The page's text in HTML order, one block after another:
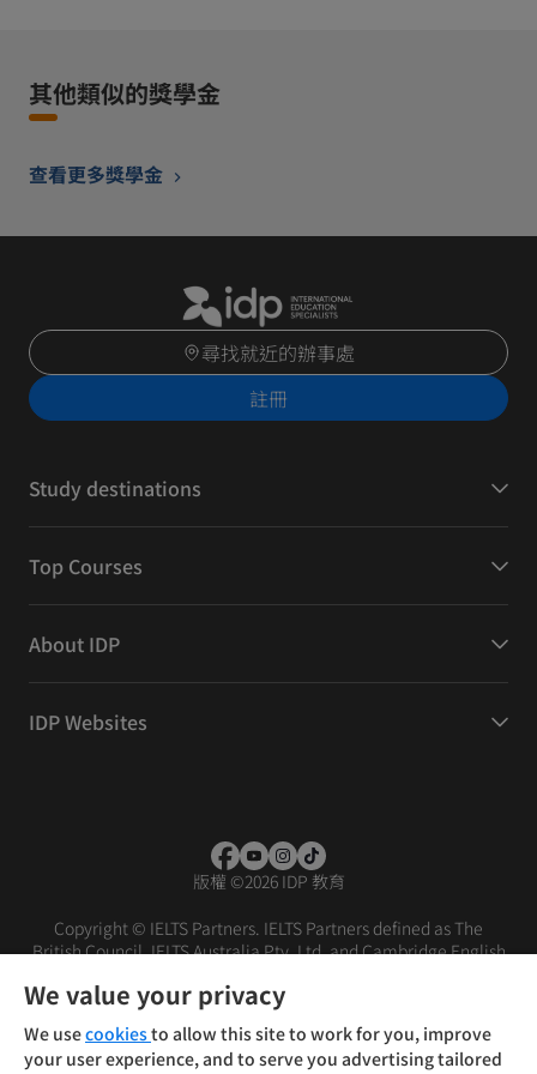
其他類似的獎學金
查看更多獎學金
尋找就近的辦事處
註冊
Study destinations
Top Courses
About IDP
IDP Websites
版權 ©2026 IDP 教育
Copyright © IELTS Partners. IELTS Partners defined as The
British Council, IELTS Australia Pty. Ltd. and Cambridge English
條款 免責聲明
We value your privacy
We usecookiesto allow this site to work for you, improve
your user experience, and to serve you advertising tailored